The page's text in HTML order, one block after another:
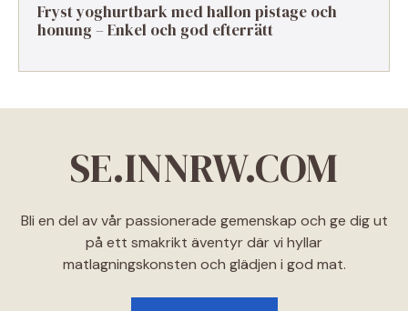
Fryst yoghurtbark med hallon pistage och
honung – Enkel och god efterrätt
SE.INNRW.COM
Bli en del av vår passionerade gemenskap och ge dig ut
på ett smakrikt äventyr där vi hyllar
matlagningskonsten och glädjen i god mat.